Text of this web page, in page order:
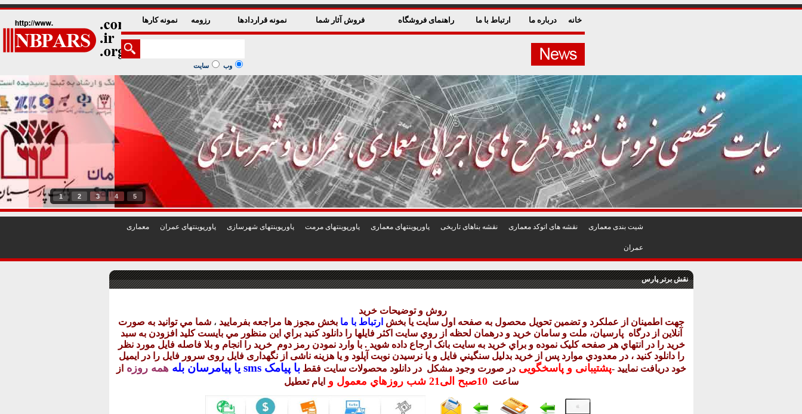
خانه درباره ما ارتباط با ما راهنمای فروشگاه فروش آثار شما نمونه قراردادها رزومه نمونه کارها
وب سایت
1 2 3 4 5
شيت بندی معماری نقشه های اتوکد معماری نقشه بناهای تاريخی پاورپوينتهای معماری پاورپوينتهای مرمت پاورپوينتهای شهرسازی پاورپوينتهای عمران معماری
عمران
نقش برتر پارس
روش و توضيحات خريد
جهت اطمينان از عملکرد و تضمين تحويل محصول به صفحه اول سايت يا بخش ارتباط با ما بخش مجوز ها مراجعه بفرماييد ، شما مي توانيد به صورت
آنلاين از درگاه پارسيان، ملت و سامان خريد و درهمان لحظه از روي سايت اکثر فايلها را دانلود کنيد براي اين منظور مي بايست کليد افزودن به سبد
خريد را در انتهاي هر صفحه کليک نموده و براي خريد به سايت بانک ارجاع داده شويد . با وارد نمودن رمز دوم خريد را انجام و بلا فاصله فايل مورد نظر
را دانلود کنيد ، در معدودي موارد پس از خريد بدليل سنگيني فايل و يا نرسيدن نوبت آپلود و يا هزينه ناشی از نگهداری فايل روی سرور فايل را در ايميل
خود دريافت نماييد -پشتيبانی و پاسخگويی در صورت وجود مشکل در دانلود محصولات سايت فقط با پيامک sms يا پيامرسان بله همه روزه از
ساعت 10صبح الی21 شب روزهاي معمول و ايام تعطيل